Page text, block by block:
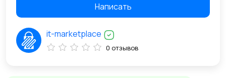
Написать
it-marketplace
0 отзывов